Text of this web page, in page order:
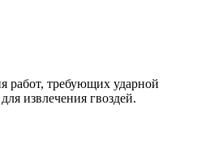
работ, требующих ударной
извлечения гвоздей.